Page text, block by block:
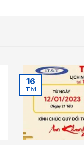
16
Th1